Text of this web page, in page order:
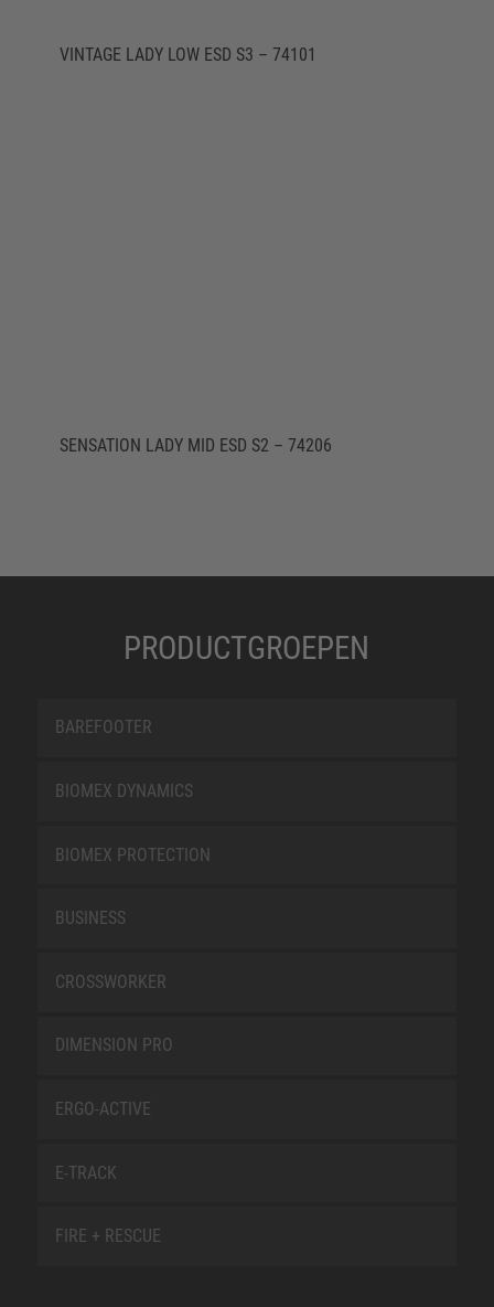
VINTAGE LADY LOW ESD S3 – 74101
SENSATION LADY MID ESD S2 – 74206
PRODUCTGROEPEN
BAREFOOTER
BIOMEX DYNAMICS
BIOMEX PROTECTION
BUSINESS
CROSSWORKER
DIMENSION PRO
ERGO-ACTIVE
E-TRACK
FIRE + RESCUE